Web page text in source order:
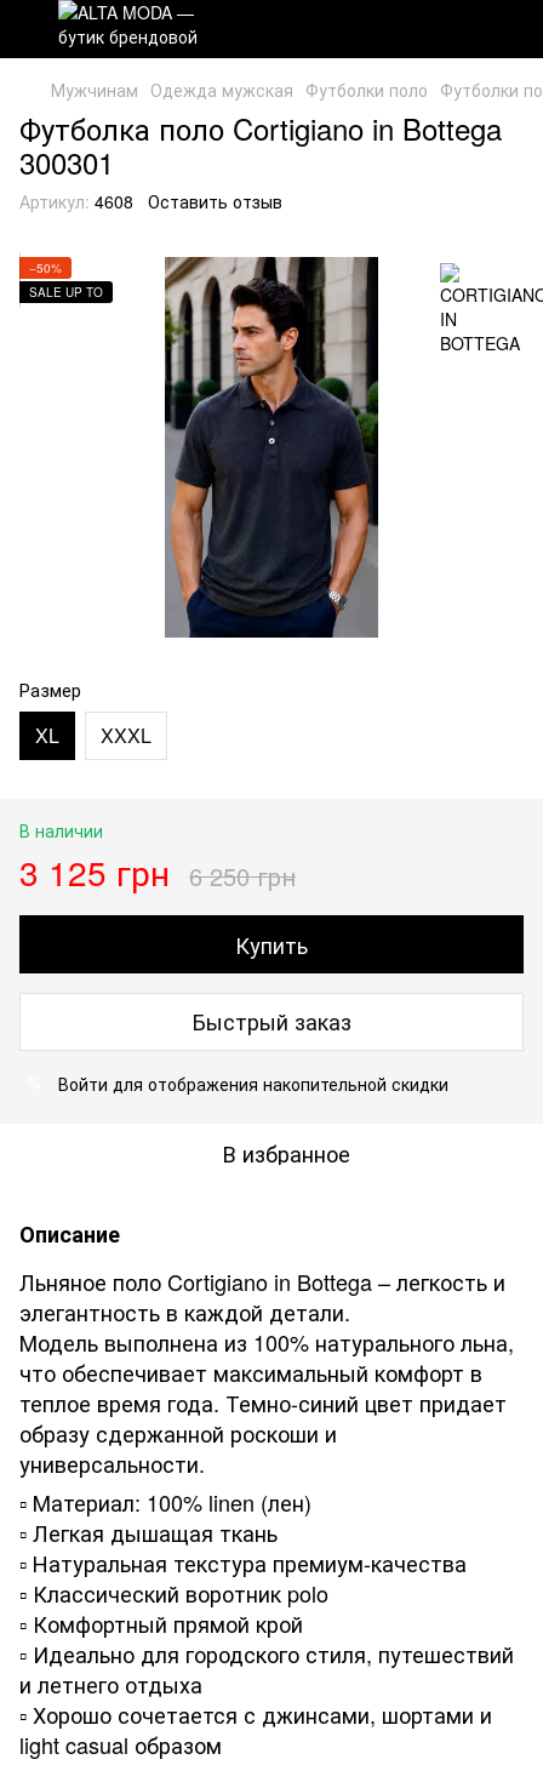
Мужчинам Одежда мужская Футболки поло Футболки
Футболка поло Cortigiano in Bottega
300301
Артикул: 4608 Оставить отзыв
−50%
SALE UP TO
Размер
XL XXXL
В наличии
3 125 грн 6 250 грн
Купить
Быстрый заказ
Войти для отображения накопительной скидки
В избранное
Описание
Льняное поло Cortigiano in Bottega – легкость и
элегантность в каждой детали.
Модель выполнена из 100% натурального льна,
что обеспечивает максимальный комфорт в
теплое время года. Темно-синий цвет придает
образу сдержанной роскоши и
универсальности.
▫️ Материал: 100% linen (лен)
▫️ Легкая дышащая ткань
▫️ Натуральная текстура премиум-качества
▫️ Классический воротник polo
▫️ Комфортный прямой крой
▫️ Идеально для городского стиля, путешествий
и летнего отдыха
▫️ Хорошо сочетается с джинсами, шортами и
light casual образом